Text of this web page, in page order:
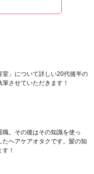
室」について詳しい20代後半の
させていただきます！
。その後はその知識を使っ
ヘアケアオタクです。髪の知
！